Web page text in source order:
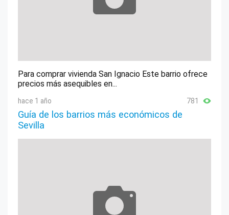
Para comprar vivienda San Ignacio Este barrio ofrece
precios más asequibles en...
hace 1 año 781
Guía de los barrios más económicos de
Sevilla